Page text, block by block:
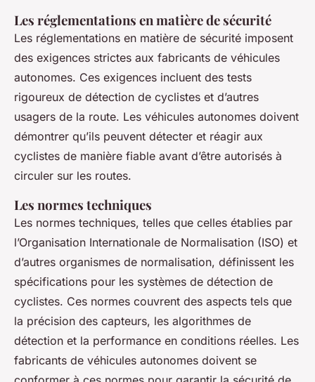
Les réglementations en matière de sécurité
Les réglementations en matière de sécurité imposent
des exigences strictes aux fabricants de véhicules
autonomes. Ces exigences incluent des tests
rigoureux de détection de cyclistes et d’autres
usagers de la route. Les véhicules autonomes doivent
démontrer qu’ils peuvent détecter et réagir aux
cyclistes de manière fiable avant d’être autorisés à
circuler sur les routes.
Les normes techniques
Les normes techniques, telles que celles établies par
l’Organisation Internationale de Normalisation (ISO) et
d’autres organismes de normalisation, définissent les
spécifications pour les systèmes de détection de
cyclistes. Ces normes couvrent des aspects tels que
la précision des capteurs, les algorithmes de
détection et la performance en conditions réelles. Les
fabricants de véhicules autonomes doivent se